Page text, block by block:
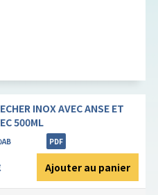
INOX AVEC ANSE ET
500ML
PDF
Ajouter au panier